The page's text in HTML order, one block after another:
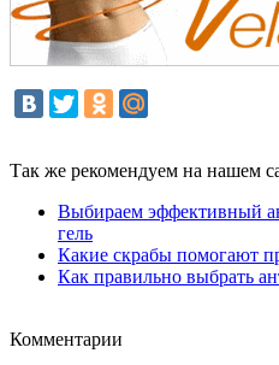
Так же рекомендуем на нашем
Выбираем эффективный
гель
Какие скрабы помогают
Как правильно выбрать
Комментарии